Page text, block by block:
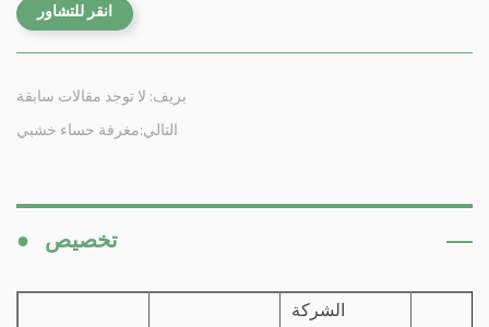
انقر للتشاور
بريف: لا توجد مقالات سابقة
التالي:مغرفة حساء خشبي
● تخصيص
الشركة